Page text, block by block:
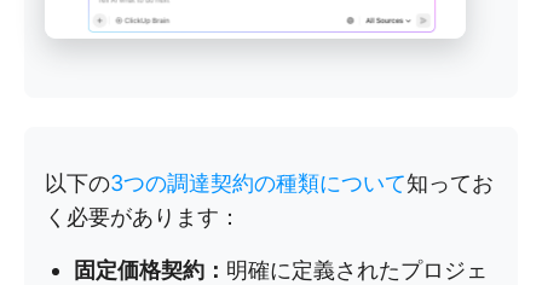
以下の3つの調達契約の種類について知ってお
く必要があります：
固定価格契約： 明確に定義されたプロジェ